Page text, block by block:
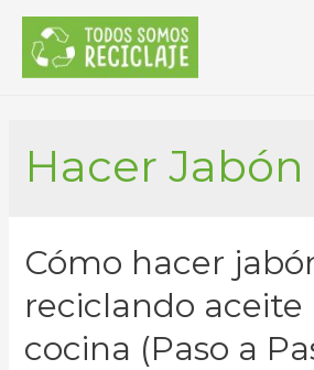
Hacer Jabón
Cómo hacer
reciclando aceite
cocina (Paso a